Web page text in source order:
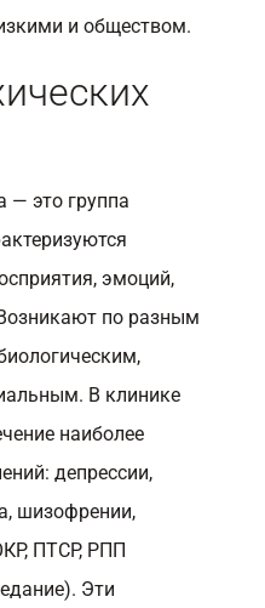
и обществом.
— это группа
эмоций,
по разным
В клинике
наиболее
депрессии,
шизофрении,
ПТСР, РПП
Эти